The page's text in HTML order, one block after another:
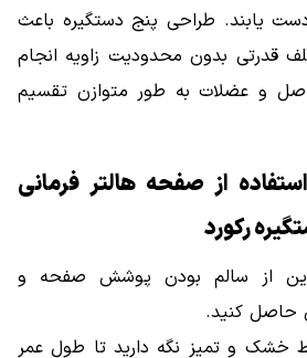
دست یابند. طراحی پنج دستگیره باعث
قدرتی بدون محدودیت زاویه انجام
و عضلات به طور متوازن تقسیم
از صفحه هالتر فرمانی
رکورد
از سالم بودن پوشش صفحه و
حاصل کنید.
خشک و تمیز نگه دارید تا طول عمر